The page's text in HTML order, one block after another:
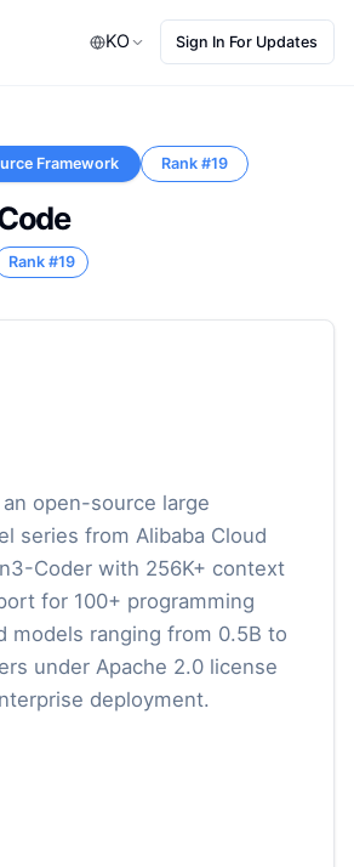
KO Sign In For Updates
Framework Rank #19
Rank #19
open-source large
series from Alibaba Cloud
Coder with 256K+ context
for 100+ programming
models ranging from 0.5B to
under Apache 2.0 license
deployment.